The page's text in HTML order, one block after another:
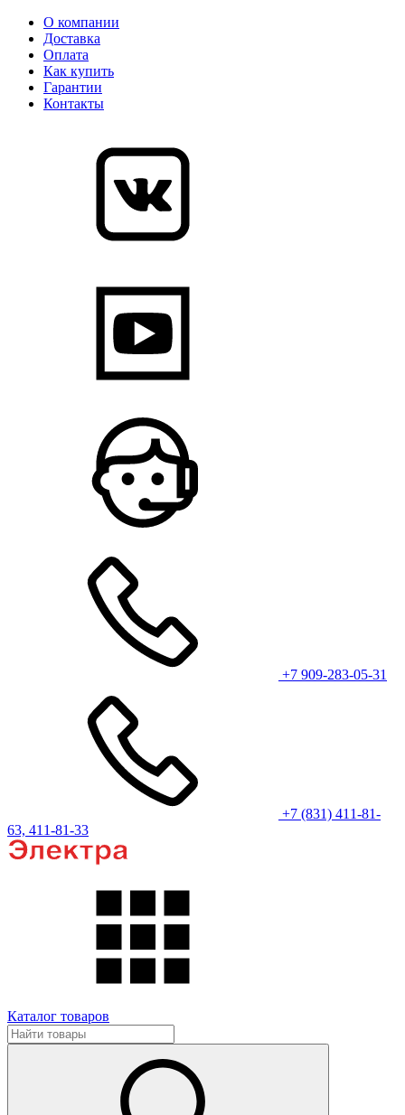
О компании
Доставка
Оплата
Как купить
Гарантии
Контакты
+7 909-283-05-31
+7 (831) 411-81-
63, 411-81-33
Каталог товаров